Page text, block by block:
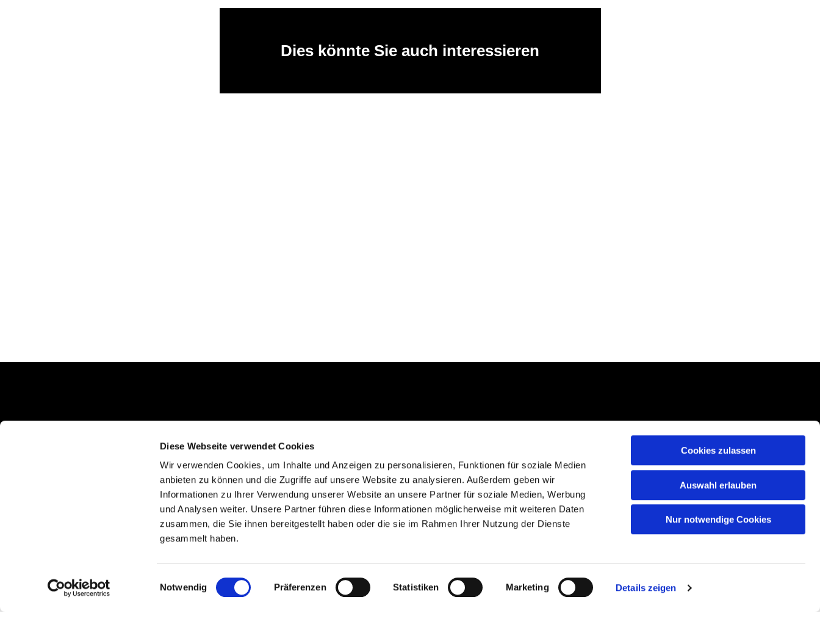
Diese Webseite verwendet Cookies
Wir verwenden Cookies, um Inhalte und Anzeigen zu personalisieren, Funktionen für soziale Medien
anbieten zu können und die Zugriffe auf unsere Website zu analysieren. Außerdem geben wir
Informationen zu Ihrer Verwendung unserer Website an unsere Partner für soziale Medien, Werbung
und Analysen weiter. Unsere Partner führen diese Informationen möglicherweise mit weiteren Daten
zusammen, die Sie ihnen bereitgestellt haben oder die sie im Rahmen Ihrer Nutzung der Dienste
gesammelt haben.
Einwilligungsauswahl
Notwendig Präferenzen Statistiken Marketing Details zeigen
Cookies zulassen
Auswahl erlauben
Nur notwendige Cookies
Dies könnte Sie auch interessieren
Erftstadt, NRW 50374
02235 923130
gemeinde@efkgie.de